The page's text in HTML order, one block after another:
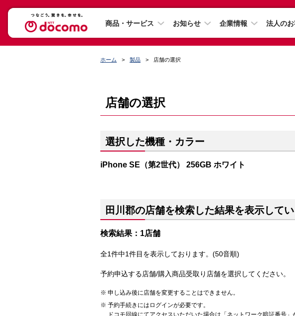
商品・サービス お知らせ 企業情報 法人のお
ホーム 製品 店舗の選択
店舗の選択
選択した機種・カラー
iPhone SE（第2世代） 256GB ホワイト
田川郡の店舗を検索した結果を表示して
検索結果：1店舗
全1件中1件目を表示しております。(50音順)
予約申込する店舗/購入商品受取り店舗を選択してください。
申し込み後に店舗を変更することはできません。
予約手続きにはログインが必要です。
ドコモ回線にてアクセスいただいた場合は「ネットワーク暗証番号